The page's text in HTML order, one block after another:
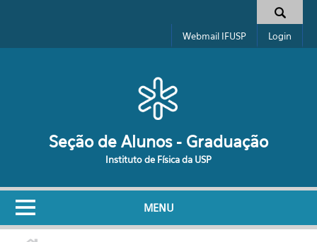
Formulário de busca
Webmail IFUSP Login
Seção de Alunos - Graduação
Instituto de Física da USP
MENU